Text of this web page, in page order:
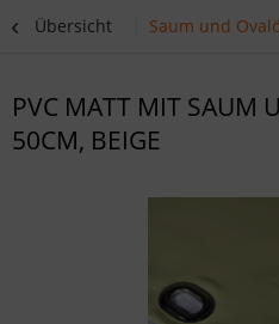
Übersicht Saum und
PVC MATT MIT SAUM
50CM, BEIGE